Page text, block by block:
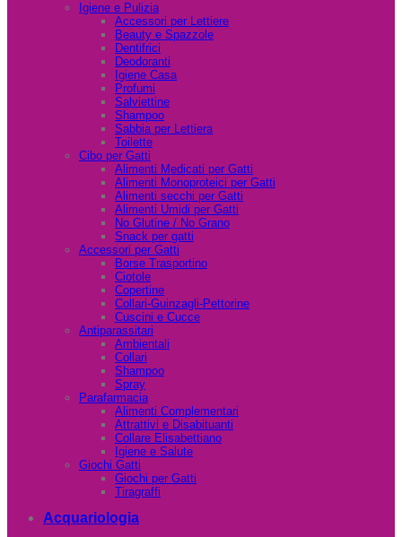
Igiene e Pulizia
Accessori per Lettiere
Beauty e Spazzole
Dentifrici
Deodoranti
Igiene Casa
Profumi
Salviettine
Shampoo
Sabbia per Lettiera
Toilette
Cibo per Gatti
Alimenti Medicati per Gatti
Alimenti Monoproteici per Gatti
Alimenti secchi per Gatti
Alimenti Umidi per Gatti
No Glutine / No Grano
Snack per gatti
Accessori per Gatti
Borse Trasportino
Ciotole
Copertine
Collari-Guinzagli-Pettorine
Cuscini e Cucce
Antiparassitari
Ambientali
Collari
Shampoo
Spray
Parafarmacia
Alimenti Complementari
Attrattivi e Disabituanti
Collare Elisabettiano
Igiene e Salute
Giochi Gatti
Giochi per Gatti
Tiragraffi
Acquariologia